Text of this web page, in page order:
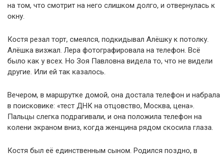
на том, что смотрит на него слишком долго, и отвернулась к
окну.
Костя резал торт, смеялся, подкидывал Алёшку к потолку.
Алёшка визжал. Лера фотографировала на телефон. Всё
было как у всех. Но Зоя Павловна видела то, что не видели
другие. Или ей так казалось.
Вечером, в маршрутке домой, она достала телефон и набрала
в поисковике: «тест ДНК на отцовство, Москва, цена».
Пальцы слегка подрагивали, и она положила телефон на
колени экраном вниз, когда женщина рядом скосила глаза.
Костя был её единственным сыном. Родился поздно, в